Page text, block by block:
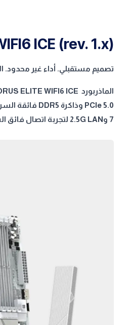
ICE (rev. 1.x)
تصميم مستقبلي. أداء غير محدود.
7 و2.5G LAN لتجربة اتصال فائق السرعة. إنها الخيار الأمثل للاعبين والمبدعين الذين يبحثون عن أداء لا يُضاهى وجودة بناء عالية.